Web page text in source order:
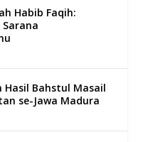
Habib Faqih:
Sarana
Hasil Bahstul Masail
se-Jawa Madura